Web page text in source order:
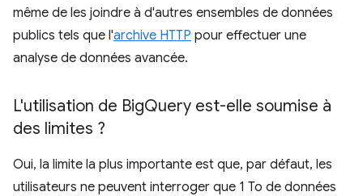
même de les joindre à d'autres ensembles de données
publics tels que l'archive HTTP pour effectuer une
analyse de données avancée.
L'utilisation de BigQuery est-elle soumise à
des limites ?
Oui, la limite la plus importante est que, par défaut, les
utilisateurs ne peuvent interroger que 1 To de données